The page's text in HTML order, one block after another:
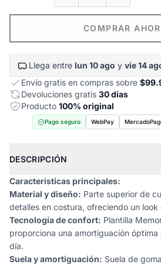
COMPRAR
Llega entre lun 10 ago y vie 14
Envío gratis en compras sobre
Devoluciones gratis 30 días
Producto 100% original
Pago seguro WebPay
DESCRIPCIÓN
Características principales:
Material y diseño: Parte superior de
detalles en costura, ofreciendo un
Tecnología de confort: Plantilla
proporciona una amortiguación
día.
Suela y amortiguación: Suela de